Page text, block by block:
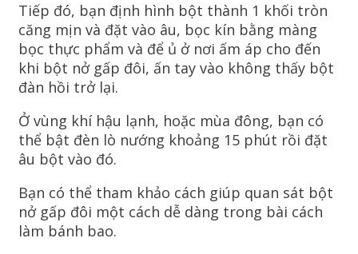
Tiếp đó, bạn định hình bột thành 1 khối tròn
căng mịn và đặt vào âu, bọc kín bằng màng
bọc thực phẩm và để ủ ở nơi ấm áp cho đến
khi bột nở gấp đôi, ấn tay vào không thấy bột
đàn hồi trở lại.
Ở vùng khí hậu lạnh, hoặc mùa đông, bạn có
thể bật đèn lò nướng khoảng 15 phút rồi đặt
âu bột vào đó.
Bạn có thể tham khảo cách giúp quan sát bột
nở gấp đôi một cách dễ dàng trong bài cách
làm bánh bao.